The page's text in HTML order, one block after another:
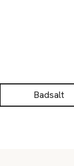
Badsalt